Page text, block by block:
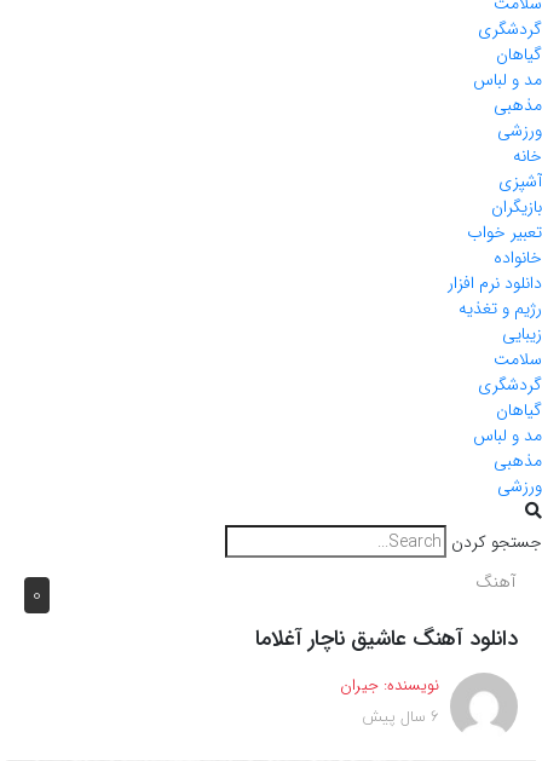
گردشگری
گیاهان
مد و لباس
مذهبی
ورزشی
خانه
آشپزی
بازیگران
تعبیر خواب
خانواده
دانلود نرم افزار
رژیم و تغذیه
زیبایی
سلامت
گردشگری
گیاهان
مد و لباس
مذهبی
ورزشی
جستجو کردن
0 آهنگ
دانلود آهنگ عاشیق ناچار آغلاما
نویسنده: جیران
6 سال پیش